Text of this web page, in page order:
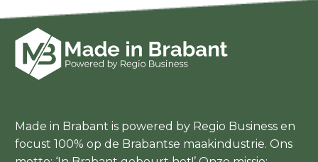
Made in Brabant is powered by Regio Business en
focust 100% op de Brabantse maakindustrie. Ons